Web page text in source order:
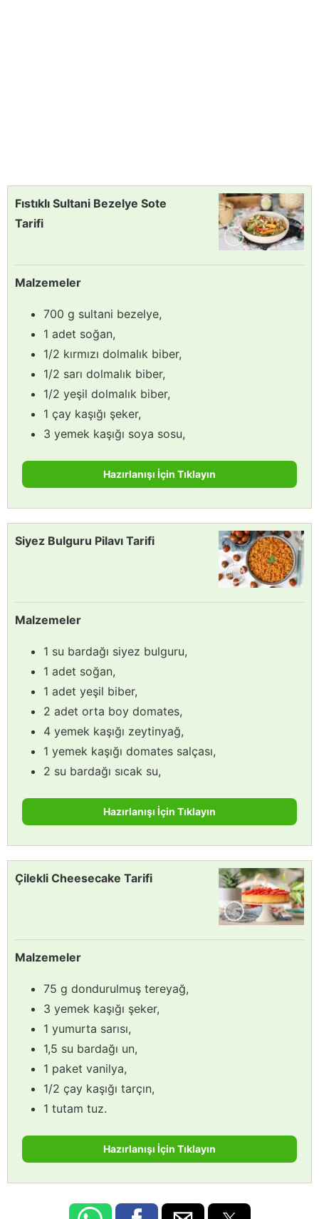
Fıstıklı Sultani Bezelye Sote
Tarifi
Malzemeler
700 g sultani bezelye,
1 adet soğan,
1/2 kırmızı dolmalık biber,
1/2 sarı dolmalık biber,
1/2 yeşil dolmalık biber,
1 çay kaşığı şeker,
3 yemek kaşığı soya sosu,
Hazırlanışı İçin Tıklayın
Siyez Bulguru Pilavı Tarifi
Malzemeler
1 su bardağı siyez bulguru,
1 adet soğan,
1 adet yeşil biber,
2 adet orta boy domates,
4 yemek kaşığı zeytinyağ,
1 yemek kaşığı domates salçası,
2 su bardağı sıcak su,
Hazırlanışı İçin Tıklayın
Çilekli Cheesecake Tarifi
Malzemeler
75 g dondurulmuş tereyağ,
3 yemek kaşığı şeker,
1 yumurta sarısı,
1,5 su bardağı un,
1 paket vanilya,
1/2 çay kaşığı tarçın,
1 tutam tuz.
Hazırlanışı İçin Tıklayın